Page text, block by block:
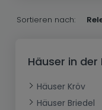
Herrenhaus
Landhaus
Maisonnette
Erdgeschoss
Gewerbliches
Garage - Parkplatz
Gewerbe
Geschäft
Sortieren nach:
Häuser in
Häuser Kröv
Häuser Briedel